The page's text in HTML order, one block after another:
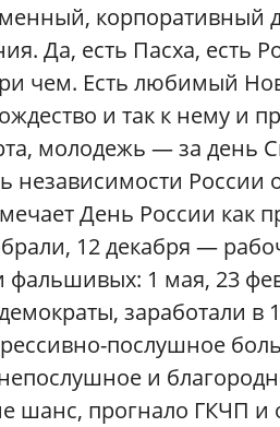
корпоративный
Да, есть Пасха, есть
чем. Есть любимый
и так к нему и
молодежь — за день
независимости России
День России как
12 декабря —
1 мая, 23
заработали
послушное
и
шанс, прогнало ГКЧП